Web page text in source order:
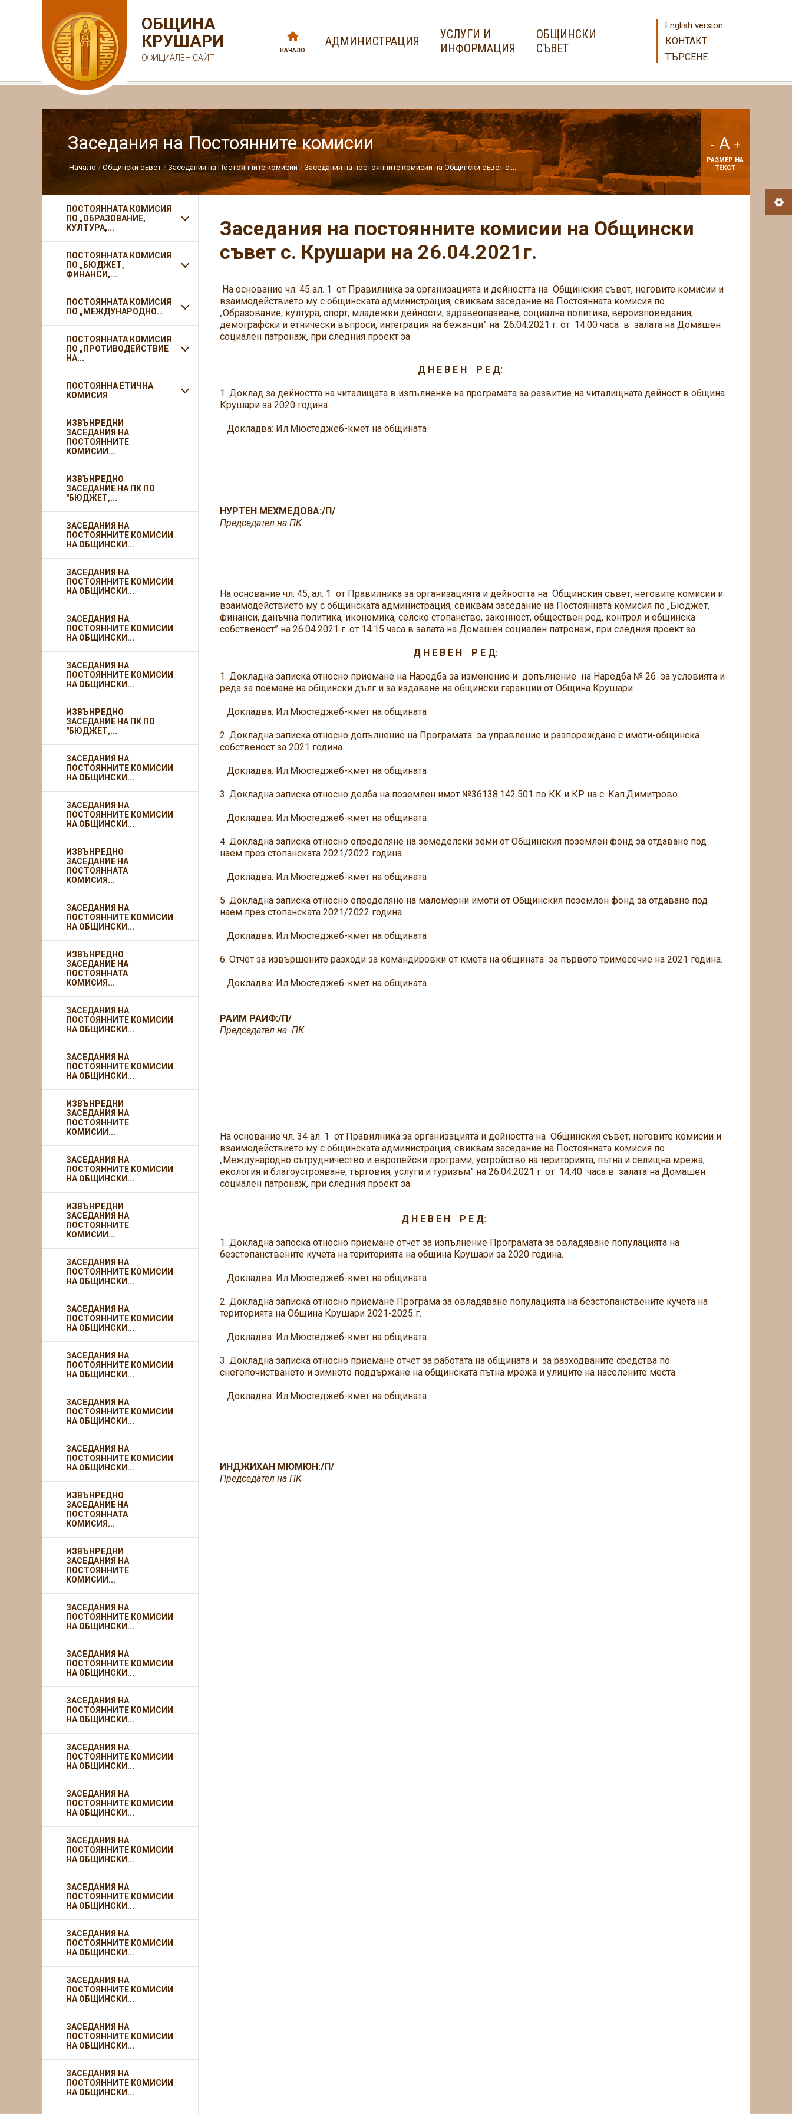
ОБЩИНА
КРУШАРИ
ОФИЦИАЛЕН САЙТ
НАЧАЛО
АДМИНИСТРАЦИЯ
УСЛУГИ И
ИНФОРМАЦИЯ
ОБЩИНСКИ
СЪВЕТ
English version
КОНТАКТ
ТЪРСЕНЕ
Заседания на Постоянните комисии
Начало Общински съвет Заседания на Постоянните комисии Заседания на постоянните комисии на Общински съвет с....
- A +
РАЗМЕР НА
ТЕКСТ
Заседания на постоянните комисии на Общински
съвет с. Крушари на 26.04.2021г.
На основание чл. 45 ал. 1 от Правилника за организацията и дейността на Общинския съвет, неговите комисии и
взаимодействието му с общинската администрация, свиквам заседание на Постоянната комисия по
„Образование, култура, спорт, младежки дейности, здравеопазване, социална политика, вероизповедания,
демографски и етнически въпроси, интеграция на бежанци” на 26.04.2021 г. от 14.00 часа в залата на Домашен
социален патронаж, при следния проект за
Д Н Е В Е Н Р Е Д:
1. Доклад за дейността на читалищата в изпълнение на програмата за развитие на читалищната дейност в община
Крушари за 2020 година.
Докладва: Ил.Мюстеджеб-кмет на общината
НУРТЕН МЕХМЕДОВА:/П/
Председател на ПК
На основание чл. 45, ал. 1 от Правилника за организацията и дейността на Общинския съвет, неговите комисии и
взаимодействието му с общинската администрация, свиквам заседание на Постоянната комисия по „Бюджет,
финанси, данъчна политика, икономика, селско стопанство, законност, обществен ред, контрол и общинска
собственост” на 26.04.2021 г. от 14.15 часа в залата на Домашен социален патронаж, при следния проект за
Д Н Е В Е Н Р Е Д:
1. Докладна записка относно приемане на Наредба за изменение и допълнение на Наредба № 26 за условията и
реда за поемане на общински дълг и за издаване на общински гаранции от Община Крушари.
Докладва: Ил.Мюстеджеб-кмет на общината
2. Докладна записка относно допълнение на Програмата за управление и разпореждане с имоти-общинска
собственост за 2021 година.
Докладва: Ил.Мюстеджеб-кмет на общината
3. Докладна записка относно делба на поземлен имот №36138.142.501 по КК и КР на с. Кап.Димитрово.
Докладва: Ил.Мюстеджеб-кмет на общината
4. Докладна записка относно определяне на земеделски земи от Общинския поземлен фонд за отдаване под
наем през стопанската 2021/2022 година.
Докладва: Ил.Мюстеджеб-кмет на общината
5. Докладна записка относно определяне на маломерни имоти от Общинския поземлен фонд за отдаване под
наем през стопанската 2021/2022 година.
Докладва: Ил.Мюстеджеб-кмет на общината
6. Отчет за извършените разходи за командировки от кмета на общината за първото тримесечие на 2021 година.
Докладва: Ил.Мюстеджеб-кмет на общината
РАИМ РАИФ:/П/
Председател на ПК
На основание чл. 34 ал. 1 от Правилника за организацията и дейността на Общинския съвет, неговите комисии и
взаимодействието му с общинската администрация, свиквам заседание на Постоянната комисия по
„Международно сътрудничество и европейски програми, устройство на територията, пътна и селищна мрежа,
екология и благоустрояване, търговия, услуги и туризъм” на 26.04.2021 г. от 14.40 часа в залата на Домашен
социален патронаж, при следния проект за
Д Н Е В Е Н Р Е Д:
1. Докладна запоска относно приемане отчет за изпълнение Програмата за овладяване популацията на
безстопанствените кучета на територията на община Крушари за 2020 година.
Докладва: Ил.Мюстеджеб-кмет на общината
2. Докладна записка относно приемане Програма за овладяване популацията на безстопанствените кучета на
територията на Община Крушари 2021-2025 г.
Докладва: Ил.Мюстеджеб-кмет на общината
3. Докладна записка относно приемане отчет за работата на общината и за разходваните средства по
снегопочистването и зимното поддържане на общинската пътна мрежа и улиците на населените места.
Докладва: Ил.Мюстеджеб-кмет на общината
ИНДЖИХАН МЮМЮН:/П/
Председател на ПК
ПОСТОЯННАТА КОМИСИЯ
ПО „ОБРАЗОВАНИЕ,
КУЛТУРА,...
ПОСТОЯННАТА КОМИСИЯ
ПО „БЮДЖЕТ,
ФИНАНСИ,...
ПОСТОЯННАТА КОМИСИЯ
ПО „МЕЖДУНАРОДНО...
ПОСТОЯННАТА КОМИСИЯ
ПО „ПРОТИВОДЕЙСТВИЕ
НА...
ПОСТОЯННА ЕТИЧНА
КОМИСИЯ
ИЗВЪНРЕДНИ
ЗАСЕДАНИЯ НА
ПОСТОЯННИТЕ
КОМИСИИ...
ИЗВЪНРЕДНО
ЗАСЕДАНИЕ НА ПК ПО
"БЮДЖЕТ,...
ЗАСЕДАНИЯ НА
ПОСТОЯННИТЕ КОМИСИИ
НА ОБЩИНСКИ...
ЗАСЕДАНИЯ НА
ПОСТОЯННИТЕ КОМИСИИ
НА ОБЩИНСКИ...
ЗАСЕДАНИЯ НА
ПОСТОЯННИТЕ КОМИСИИ
НА ОБЩИНСКИ...
ЗАСЕДАНИЯ НА
ПОСТОЯННИТЕ КОМИСИИ
НА ОБЩИНСКИ...
ИЗВЪНРЕДНО
ЗАСЕДАНИЕ НА ПК ПО
"БЮДЖЕТ,...
ЗАСЕДАНИЯ НА
ПОСТОЯННИТЕ КОМИСИИ
НА ОБЩИНСКИ...
ЗАСЕДАНИЯ НА
ПОСТОЯННИТЕ КОМИСИИ
НА ОБЩИНСКИ...
ИЗВЪНРЕДНО
ЗАСЕДАНИЕ НА
ПОСТОЯННАТА
КОМИСИЯ...
ЗАСЕДАНИЯ НА
ПОСТОЯННИТЕ КОМИСИИ
НА ОБЩИНСКИ...
ИЗВЪНРЕДНО
ЗАСЕДАНИЕ НА
ПОСТОЯННАТА
КОМИСИЯ...
ЗАСЕДАНИЯ НА
ПОСТОЯННИТЕ КОМИСИИ
НА ОБЩИНСКИ...
ЗАСЕДАНИЯ НА
ПОСТОЯННИТЕ КОМИСИИ
НА ОБЩИНСКИ...
ИЗВЪНРЕДНИ
ЗАСЕДАНИЯ НА
ПОСТОЯННИТЕ
КОМИСИИ...
ЗАСЕДАНИЯ НА
ПОСТОЯННИТЕ КОМИСИИ
НА ОБЩИНСКИ...
ИЗВЪНРЕДНИ
ЗАСЕДАНИЯ НА
ПОСТОЯННИТЕ
КОМИСИИ...
ЗАСЕДАНИЯ НА
ПОСТОЯННИТЕ КОМИСИИ
НА ОБЩИНСКИ...
ЗАСЕДАНИЯ НА
ПОСТОЯННИТЕ КОМИСИИ
НА ОБЩИНСКИ...
ЗАСЕДАНИЯ НА
ПОСТОЯННИТЕ КОМИСИИ
НА ОБЩИНСКИ...
ЗАСЕДАНИЯ НА
ПОСТОЯННИТЕ КОМИСИИ
НА ОБЩИНСКИ...
ЗАСЕДАНИЯ НА
ПОСТОЯННИТЕ КОМИСИИ
НА ОБЩИНСКИ...
ИЗВЪНРЕДНО
ЗАСЕДАНИЕ НА
ПОСТОЯННАТА
КОМИСИЯ...
ИЗВЪНРЕДНИ
ЗАСЕДАНИЯ НА
ПОСТОЯННИТЕ
КОМИСИИ...
ЗАСЕДАНИЯ НА
ПОСТОЯННИТЕ КОМИСИИ
НА ОБЩИНСКИ...
ЗАСЕДАНИЯ НА
ПОСТОЯННИТЕ КОМИСИИ
НА ОБЩИНСКИ...
ЗАСЕДАНИЯ НА
ПОСТОЯННИТЕ КОМИСИИ
НА ОБЩИНСКИ...
ЗАСЕДАНИЯ НА
ПОСТОЯННИТЕ КОМИСИИ
НА ОБЩИНСКИ...
ЗАСЕДАНИЯ НА
ПОСТОЯННИТЕ КОМИСИИ
НА ОБЩИНСКИ...
ЗАСЕДАНИЯ НА
ПОСТОЯННИТЕ КОМИСИИ
НА ОБЩИНСКИ...
ЗАСЕДАНИЯ НА
ПОСТОЯННИТЕ КОМИСИИ
НА ОБЩИНСКИ...
ЗАСЕДАНИЯ НА
ПОСТОЯННИТЕ КОМИСИИ
НА ОБЩИНСКИ...
ЗАСЕДАНИЯ НА
ПОСТОЯННИТЕ КОМИСИИ
НА ОБЩИНСКИ...
ЗАСЕДАНИЯ НА
ПОСТОЯННИТЕ КОМИСИИ
НА ОБЩИНСКИ...
ЗАСЕДАНИЯ НА
ПОСТОЯННИТЕ КОМИСИИ
НА ОБЩИНСКИ...